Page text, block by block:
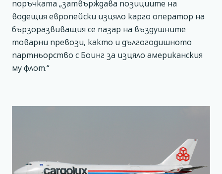
поръчката „затвърждава позициите на
водещия европейски изцяло карго оператор на
бързоразвиващия се пазар на въздушните
товарни превози, както и дългогодишното
партньорство с Боинг за изцяло американския
му флот.“